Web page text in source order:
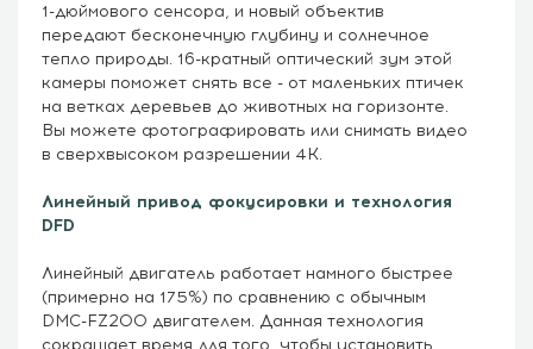
1-дюймового сенсора, и новый объектив
передают бесконечную глубину и солнечное
тепло природы. 16-кратный оптический зум этой
камеры поможет снять все - от маленьких птичек
на ветках деревьев до животных на горизонте.
Вы можете фотографировать или снимать видео
в сверхвысоком разрешении 4К.
Линейный привод фокусировки и технология
DFD
Линейный двигатель работает намного быстрее
(примерно на 175%) по сравнению с обычным
DMC-FZ200 двигателем. Данная технология
сокращает время для того, чтобы установить